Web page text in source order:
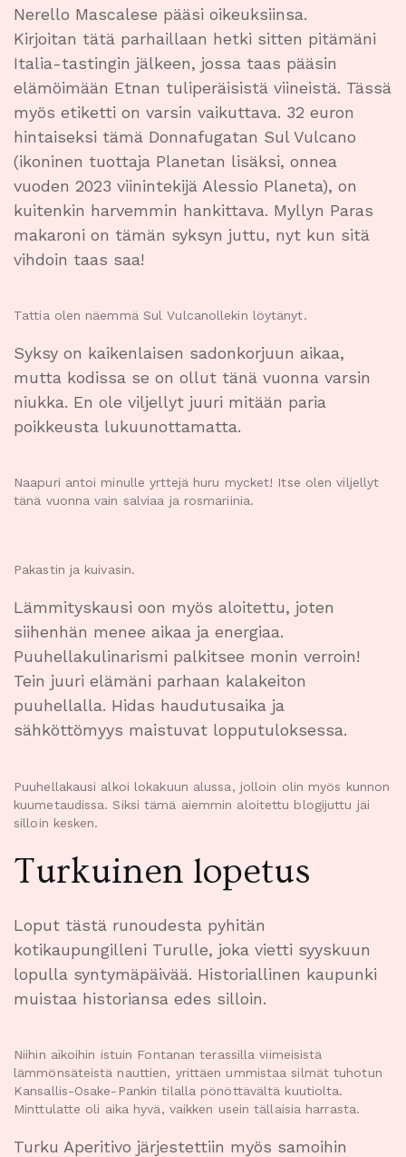
Nerello Mascalese pääsi oikeuksiinsa.
Kirjoitan tätä parhaillaan hetki sitten pitämäni
Italia-tastingin jälkeen, jossa taas pääsin
elämöimään Etnan tuliperäisistä viineistä. Tässä
myös etiketti on varsin vaikuttava. 32 euron
hintaiseksi tämä Donnafugatan Sul Vulcano
(ikoninen tuottaja Planetan lisäksi, onnea
vuoden 2023 viinintekijä Alessio Planeta), on
kuitenkin harvemmin hankittava. Myllyn Paras
makaroni on tämän syksyn juttu, nyt kun sitä
vihdoin taas saa!
Tattia olen näemmä Sul Vulcanollekin löytänyt.
Syksy on kaikenlaisen sadonkorjuun aikaa,
mutta kodissa se on ollut tänä vuonna varsin
niukka. En ole viljellyt juuri mitään paria
poikkeusta lukuunottamatta.
Naapuri antoi minulle yrttejä huru mycket! Itse olen viljellyt
tänä vuonna vain salviaa ja rosmariinia.
Pakastin ja kuivasin.
Lämmityskausi oon myös aloitettu, joten
siihenhän menee aikaa ja energiaa.
Puuhellakulinarismi palkitsee monin verroin!
Tein juuri elämäni parhaan kalakeiton
puuhellalla. Hidas haudutusaika ja
sähköttömyys maistuvat lopputuloksessa.
Puuhellakausi alkoi lokakuun alussa, jolloin olin myös kunnon
kuumetaudissa. Siksi tämä aiemmin aloitettu blogijuttu jäi
silloin kesken.
Turkuinen lopetus
Loput tästä runoudesta pyhitän
kotikaupungilleni Turulle, joka vietti syyskuun
lopulla syntymäpäivää. Historiallinen kaupunki
muistaa historiansa edes silloin.
Niihin aikoihin istuin Fontanan terassilla viimeisistä
lämmönsäteistä nauttien, yrittäen ummistaa silmät tuhotun
Kansallis-Osake-Pankin tilalla pönöttävältä kuutiolta.
Minttulatte oli aika hyvä, vaikken usein tällaisia harrasta.
Turku Aperitivo järjestettiin myös samoihin